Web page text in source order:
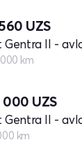
UZS
Gentra II -
km
000 UZS
Gentra II -
km